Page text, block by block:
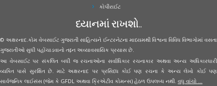
કોપીરાઈટ
ધ્યાનમાં રાખશો..
© અક્ષરનાદ.કોમ વેબસાઈટ ગુજરાતી સાહિત્યને ઈન્ટરનેટના માધ્યમથી વિશ્વના વિવિધ વિભાગોમાં વસતા
ગુજરાતીઓ સુધી પહોંચાડવાનો તદ્દન અવ્યાવસાયિક પ્રયાસ છે.
આ વેબસાઈટ પર સંકલિત બધી જ રચનાઓના સર્વાધિકાર રચનાકાર અથવા અન્ય અધિકારધારી
વ્યક્તિ પાસે સુરક્ષિત છે. માટે અક્ષરનાદ પર પ્રસિધ્ધ કોઈ પણ રચના કે અન્ય લેખો કોઈ પણ
સાર્વજનિક લાઈસંસ (જેમ કે GFDL અથવા ક્રિએટીવ કોમન્સ) હેઠળ ઉપલબ્ધ નથી. વધુ વાંચો ...